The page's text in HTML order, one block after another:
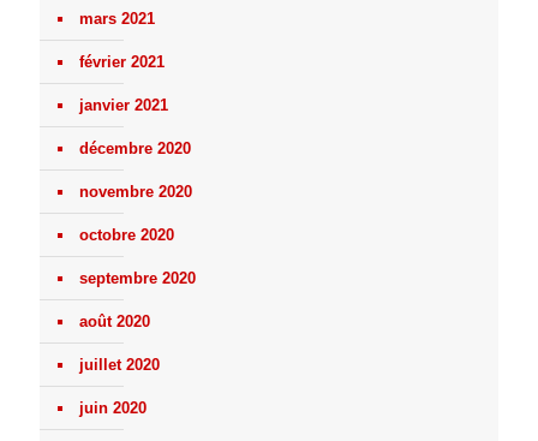
mars 2021
février 2021
janvier 2021
décembre 2020
novembre 2020
octobre 2020
septembre 2020
août 2020
juillet 2020
juin 2020